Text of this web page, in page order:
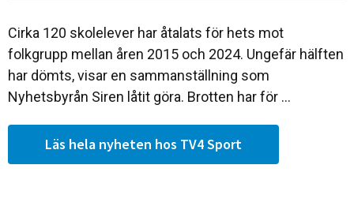
Cirka 120 skolelever har åtalats för hets mot
folkgrupp mellan åren 2015 och 2024. Ungefär hälften
har dömts, visar en sammanställning som
Nyhetsbyrån Siren låtit göra. Brotten har för ...
Läs hela nyheten hos TV4 Sport